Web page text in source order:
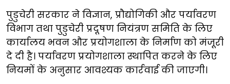
पुडुचेरी सरकार ने विज्ञान, प्रौद्योगिकी और पर्यावरण
विभाग तथा पुडुचेरी प्रदूषण नियंत्रण समिति के लिए
कार्यालय भवन और प्रयोगशाला के निर्माण को मंजूरी
दे दी है। पर्यावरण प्रयोगशाला स्थापित करने के लिए
नियमों के अनुसार आवश्यक कार्रवाई की जाएगी।